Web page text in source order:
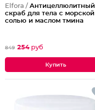
Elfora / Антицеллюлитный
скраб для тела с морской
солью и маслом тмина
849 254 руб